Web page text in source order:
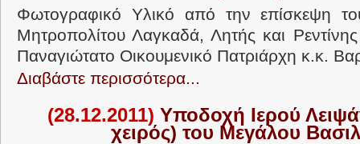
Φωτογραφικό Υλικό από την επίσκεψη
Μητροπολίτου Λαγκαδά, Λητής και
Παναγιώτατο Οικουμενικό Πατριάρχη κ.κ.
Διαβάστε περισσότερα...
(28.12.2011) Υποδοχή Ιερού
χειρός) του Μεγάλου